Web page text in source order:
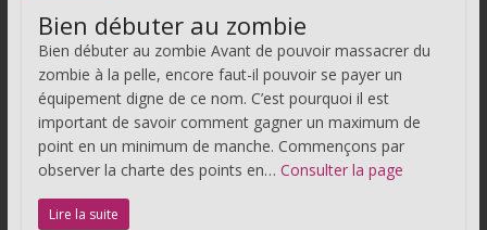
Bien débuter au zombie
Bien débuter au zombie Avant de pouvoir massacrer du
zombie à la pelle, encore faut-il pouvoir se payer un
équipement digne de ce nom. C’est pourquoi il est
important de savoir comment gagner un maximum de
point en un minimum de manche. Commençons par
observer la charte des points en… Consulter la page
Lire la suite